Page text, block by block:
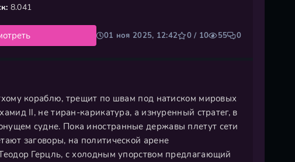
8.041
01 ноя 2025, 12:42 0 / 10 55 0
кораблю, трещит по швам под натиском мировых
II, не тиран-карикатура, а изнуренный стратег, в
судне. Пока иностранные державы плетут сети
заговоры, на политической арене
Герцль, с холодным упорством предлагающий